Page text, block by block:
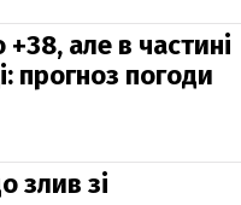
але в частині
прогноз погоди
злив зі